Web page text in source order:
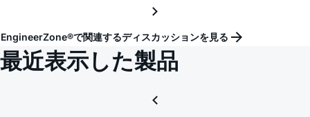
EngineerZone®で関連するディスカッションを見る
最近表示した製品